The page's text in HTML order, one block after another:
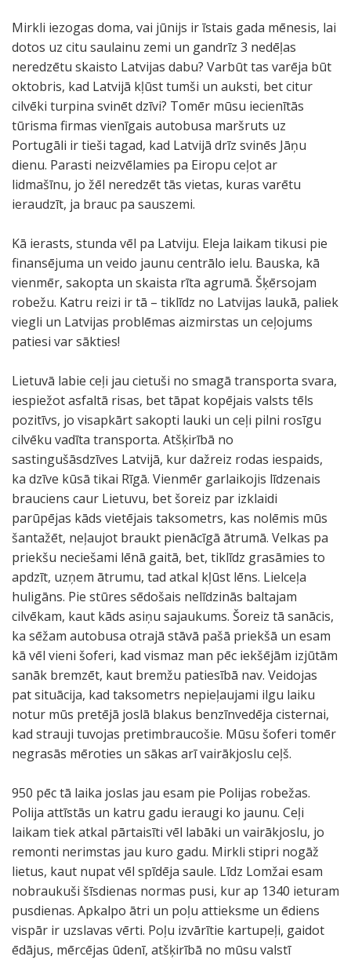
Mirkli iezogas doma, vai jūnijs ir īstais gada mēnesis, lai
dotos uz citu saulainu zemi un gandrīz 3 nedēļas
neredzētu skaisto Latvijas dabu? Varbūt tas varēja būt
oktobris, kad Latvijā kļūst tumši un auksti, bet citur
cilvēki turpina svinēt dzīvi? Tomēr mūsu iecienītās
tūrisma firmas vienīgais autobusa maršruts uz
Portugāli ir tieši tagad, kad Latvijā drīz svinēs Jāņu
dienu. Parasti neizvēlamies pa Eiropu ceļot ar
lidmašīnu, jo žēl neredzēt tās vietas, kuras varētu
ieraudzīt, ja brauc pa sauszemi.
Kā ierasts, stunda vēl pa Latviju. Eleja laikam tikusi pie
finansējuma un veido jaunu centrālo ielu. Bauska, kā
vienmēr, sakopta un skaista rīta agrumā. Šķērsojam
robežu. Katru reizi ir tā – tiklīdz no Latvijas laukā, paliek
viegli un Latvijas problēmas aizmirstas un ceļojums
patiesi var sākties!
Lietuvā labie ceļi jau cietuši no smagā transporta svara,
iespiežot asfaltā risas, bet tāpat kopējais valsts tēls
pozitīvs, jo visapkārt sakopti lauki un ceļi pilni rosīgu
cilvēku vadīta transporta. Atšķirībā no
sastingušāsdzīves Latvijā, kur dažreiz rodas iespaids,
ka dzīve kūsā tikai Rīgā. Vienmēr garlaikojis līdzenais
brauciens caur Lietuvu, bet šoreiz par izklaidi
parūpējas kāds vietējais taksometrs, kas nolēmis mūs
šantažēt, neļaujot braukt pienācīgā ātrumā. Velkas pa
priekšu neciešami lēnā gaitā, bet, tiklīdz grasāmies to
apdzīt, uzņem ātrumu, tad atkal kļūst lēns. Lielceļa
huligāns. Pie stūres sēdošais nelīdzinās baltajam
cilvēkam, kaut kāds asiņu sajaukums. Šoreiz tā sanācis,
ka sēžam autobusa otrajā stāvā pašā priekšā un esam
kā vēl vieni šoferi, kad vismaz man pēc iekšējām izjūtām
sanāk bremzēt, kaut bremžu patiesībā nav. Veidojas
pat situācija, kad taksometrs nepieļaujami ilgu laiku
notur mūs pretējā joslā blakus benzīnvedēja cisternai,
kad strauji tuvojas pretimbraucošie. Mūsu šoferi tomēr
negrasās mēroties un sākas arī vairākjoslu ceļš.
950 pēc tā laika joslas jau esam pie Polijas robežas.
Polija attīstās un katru gadu ieraugi ko jaunu. Ceļi
laikam tiek atkal pārtaisīti vēl labāki un vairākjoslu, jo
remonti nerimstas jau kuro gadu. Mirkli stipri nogāž
lietus, kaut nupat vēl spīdēja saule. Līdz Lomžai esam
nobraukuši šīsdienas normas pusi, kur ap 1340 ieturam
pusdienas. Apkalpo ātri un poļu attieksme un ēdiens
vispār ir uzslavas vērti. Poļu izvārītie kartupeļi, gaidot
ēdājus, mērcējas ūdenī, atšķirībā no mūsu valstī